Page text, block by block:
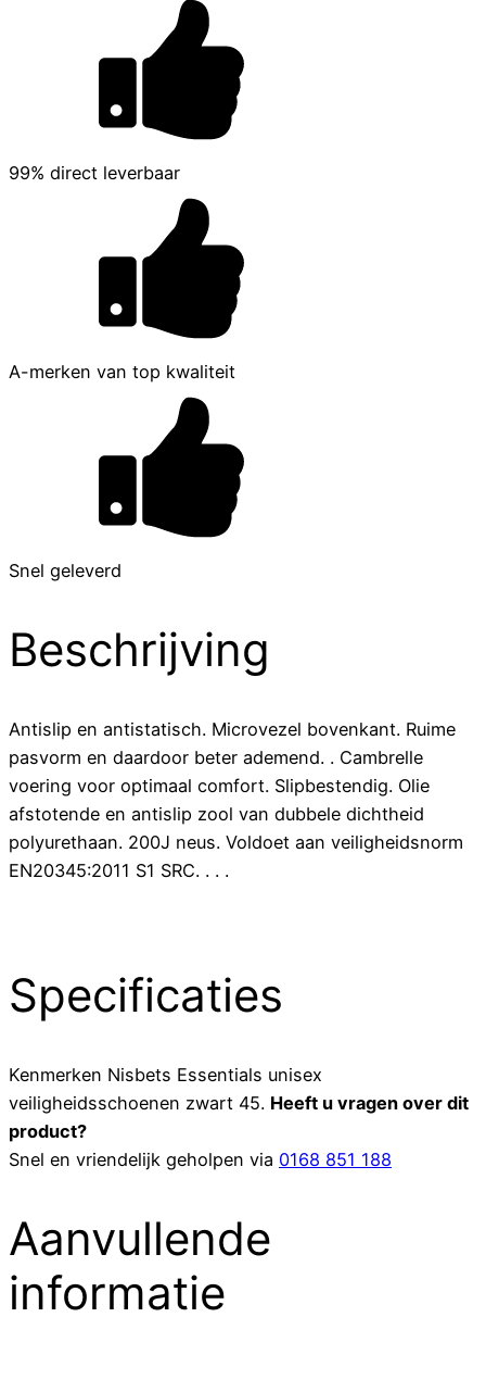
99% direct leverbaar
A-merken van top kwaliteit
Snel geleverd
Beschrijving
Antislip en antistatisch. Microvezel bovenkant. Ruime
pasvorm en daardoor beter ademend. . Cambrelle
voering voor optimaal comfort. Slipbestendig. Olie
afstotende en antislip zool van dubbele dichtheid
polyurethaan. 200J neus. Voldoet aan veiligheidsnorm
EN20345:2011 S1 SRC. . . .
Specificaties
Kenmerken Nisbets Essentials unisex
veiligheidsschoenen zwart 45. Heeft u vragen over dit
product?
Snel en vriendelijk geholpen via 0168 851 188
Aanvullende
informatie